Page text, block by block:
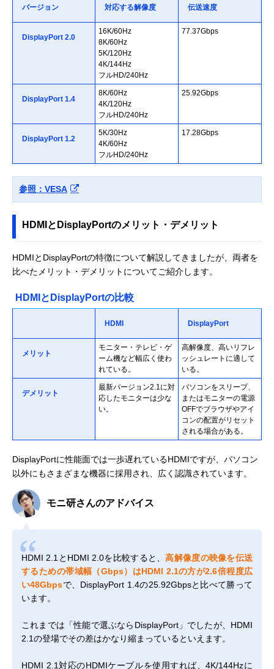
バージョン 対応する解像度 伝送速度
DisplayPort 2.0
16K/60Hz
8K/60Hz
5K/120Hz
4K/144Hz
フルHD/240Hz
77.37Gbps
DisplayPort 1.4
8K/60Hz
4K/120Hz
フルHD/240Hz
25.92Gbps
DisplayPort 1.2
5K/30Hz
4K/60Hz
フルHD/240Hz
17.28Gbps
参照：VESA
HDMIとDisplayPortのメリット・デメリット
HDMIとDisplayPortの特徴について解説してきましたが、両者を
比べたメリット・デメリットについてご紹介します。
HDMIとDisplayPortの比較
HDMI DisplayPort
メリット
モニター・テレビ・ゲ
ーム機など幅広く使わ
れている。
高解像度、高いリフレ
ッシュレートに適して
いる。
デメリット
最新バージョン2.1に対
応したモニターは少な
い。
パソコンをスリープ、
またはモニターの電源
OFFでブラウザやアイ
コンの配置がリセット
される場合がある。
DisplayPortに性能面では一歩遅れているHDMIですが、パソコン
以外にもさまざまな機器に採用され、広く認識されています。
モニ研さんのアドバイス
HDMI 2.1とHDMI 2.0を比較すると、高解像度の映像を伝送
するための帯域幅（Gbps）はHDMI 2.1の方が2.6倍程度広
い48Gbpsで、DisplayPort 1.4の25.92Gbpsと比べて勝って
います。
これまでは「性能で選ぶならDisplayPort」でしたが、HDMI
2.1の登場でその差はかなり縮まっているといえます。
HDMI 2.1対応のHDMIケーブルを使用すれば、4K/144Hzに